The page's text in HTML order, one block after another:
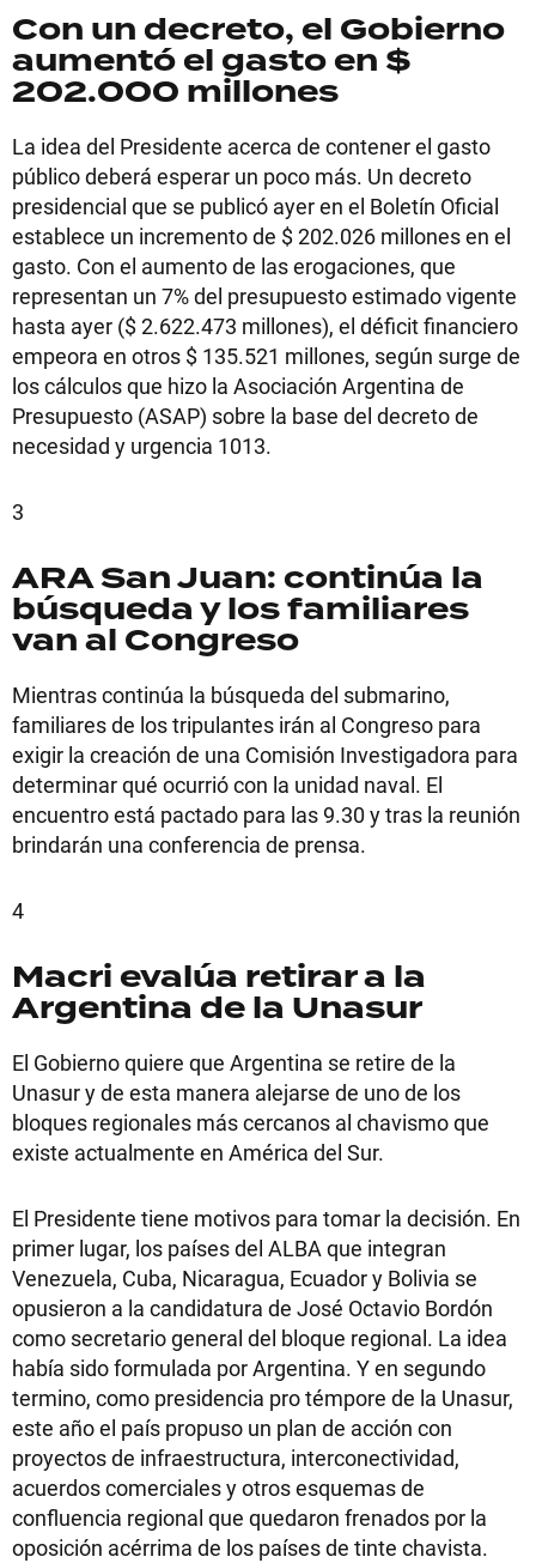
Con un decreto, el Gobierno
aumentó el gasto en $
202.000 millones
La idea del Presidente acerca de contener el gasto
público deberá esperar un poco más. Un decreto
presidencial que se publicó ayer en el Boletín Oficial
establece un incremento de $ 202.026 millones en el
gasto. Con el aumento de las erogaciones, que
representan un 7% del presupuesto estimado vigente
hasta ayer ($ 2.622.473 millones), el déficit financiero
empeora en otros $ 135.521 millones, según surge de
los cálculos que hizo la Asociación Argentina de
Presupuesto (ASAP) sobre la base del decreto de
necesidad y urgencia 1013.
3
ARA San Juan: continúa la
búsqueda y los familiares
van al Congreso
Mientras continúa la búsqueda del submarino,
familiares de los tripulantes irán al Congreso para
exigir la creación de una Comisión Investigadora para
determinar qué ocurrió con la unidad naval. El
encuentro está pactado para las 9.30 y tras la reunión
brindarán una conferencia de prensa.
4
Macri evalúa retirar a la
Argentina de la Unasur
El Gobierno quiere que Argentina se retire de la
Unasur y de esta manera alejarse de uno de los
bloques regionales más cercanos al chavismo que
existe actualmente en América del Sur.
El Presidente tiene motivos para tomar la decisión. En
primer lugar, los países del ALBA que integran
Venezuela, Cuba, Nicaragua, Ecuador y Bolivia se
opusieron a la candidatura de José Octavio Bordón
como secretario general del bloque regional. La idea
había sido formulada por Argentina. Y en segundo
termino, como presidencia pro témpore de la Unasur,
este año el país propuso un plan de acción con
proyectos de infraestructura, interconectividad,
acuerdos comerciales y otros esquemas de
confluencia regional que quedaron frenados por la
oposición acérrima de los países de tinte chavista.